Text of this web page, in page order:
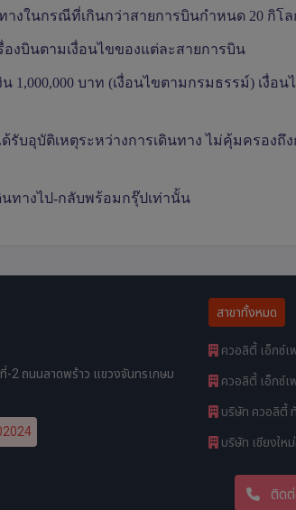
างในกรณีที่เกินกว่าสายการบินกำหนด 20 กิโล
งบินตามเงื่อนไขของแต่ละสายการบิน
1,000,000 บาท (เงื่อนไขตามกรมธรรม์) เงื่
อุบัติเหตุระหว่างการเดินทาง ไม่คุ้มครองถึ
างไป-กลับพร้อมกรุ๊ปเท่านั้น
2 ถนนลาดพร้าว แขวงจันทรเกษม
สาขาทั้งหมด
ควอลิตี้ เอ็กซ์เ
ควอลิตี้ เอ็กซ์เ
บริษัท ควอลิตี้
บริษัท เชียงให
ติด